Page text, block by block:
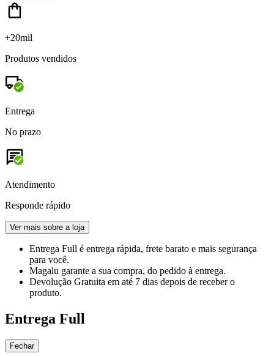
+20mil
Produtos vendidos
Entrega
No prazo
Atendimento
Responde rápido
Ver mais sobre a loja
Entrega Full é entrega rápida, frete barato e mais segurança
para você.
Magalu garante a sua compra, do pedido à entrega.
Devolução Gratuita em até 7 dias depois de receber o
produto.
Entrega Full
Fechar